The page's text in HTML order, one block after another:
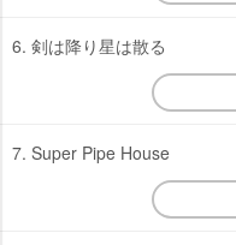
6. 剣は降り星は散る
7. Super Pipe House